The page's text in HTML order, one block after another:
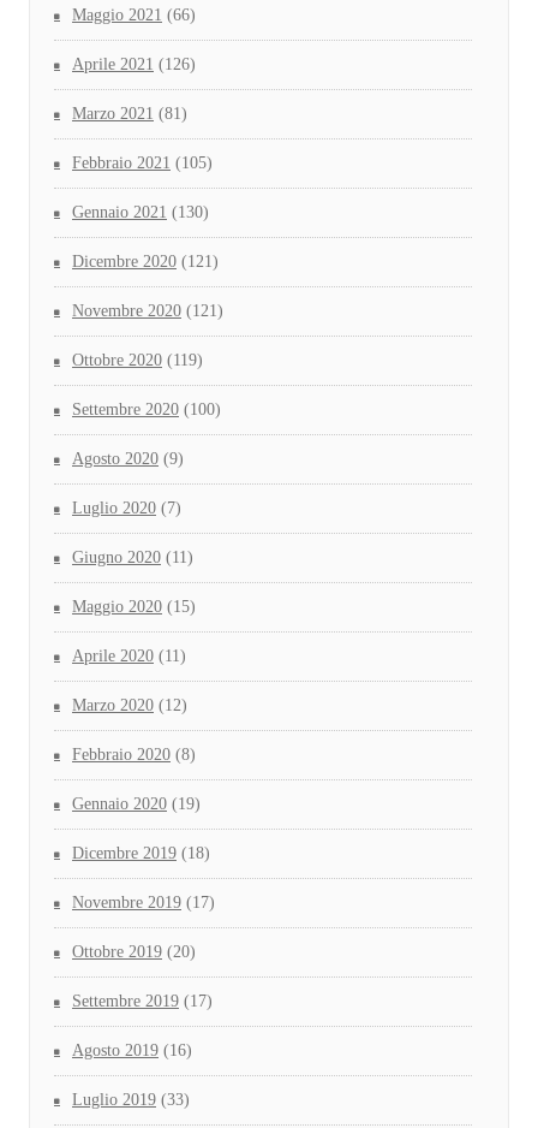
Maggio 2021 (66)
Aprile 2021 (126)
Marzo 2021 (81)
Febbraio 2021 (105)
Gennaio 2021 (130)
Dicembre 2020 (121)
Novembre 2020 (121)
Ottobre 2020 (119)
Settembre 2020 (100)
Agosto 2020 (9)
Luglio 2020 (7)
Giugno 2020 (11)
Maggio 2020 (15)
Aprile 2020 (11)
Marzo 2020 (12)
Febbraio 2020 (8)
Gennaio 2020 (19)
Dicembre 2019 (18)
Novembre 2019 (17)
Ottobre 2019 (20)
Settembre 2019 (17)
Agosto 2019 (16)
Luglio 2019 (33)